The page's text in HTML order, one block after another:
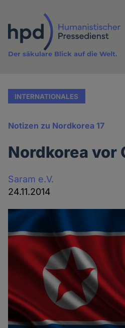
Inhalt
Der säkulare Blick auf die Welt.
INTERNATIONALES
Notizen zu Nordkorea 17
Nordkorea vor
Saram e.V.
24.11.2014